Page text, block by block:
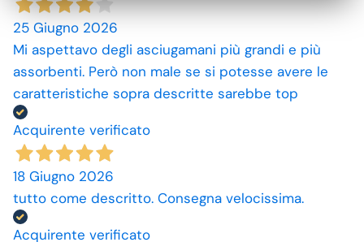
25 Giugno 2026
Mi aspettavo degli asciugamani più grandi e più
assorbenti. Però non male se si potesse avere le
caratteristiche sopra descritte sarebbe top
Acquirente verificato
18 Giugno 2026
tutto come descritto. Consegna velocissima.
Acquirente verificato